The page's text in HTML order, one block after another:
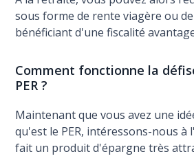
sous forme de rente viagère ou
bénéficiant d'une fiscalité
Comment fonctionne la
PER ?
Maintenant que vous avez une
qu'est le PER, intéressons-nous à
fait un produit d'épargne très